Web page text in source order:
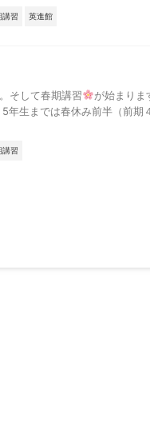
講習 英進館
そして春期講習
が始まりま
年生までは春休み前半（前期
講習